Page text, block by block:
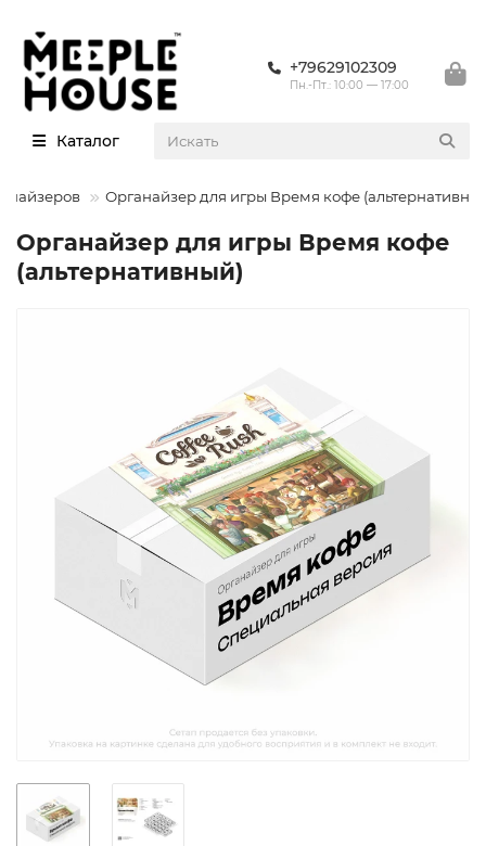
+79629102309
Пн.-Пт.: 10:00 — 17:00
Каталог
Органайзер для игры Время кофе
Органайзер для игры Время кофе
(альтернативный)